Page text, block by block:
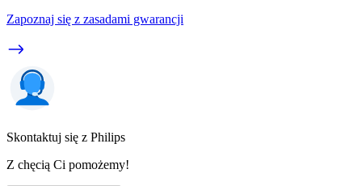
Zapoznaj się z zasadami gwarancji
Skontaktuj się z Philips
Z chęcią Ci pomożemy!